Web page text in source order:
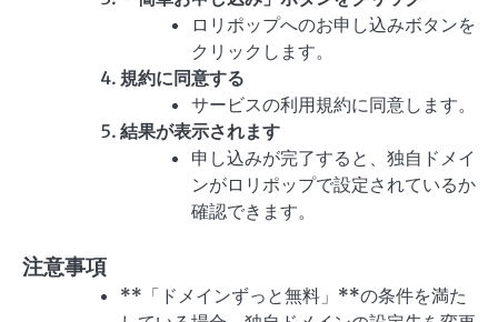
ロリポップへのお申し込みボタンを
クリックします。
規約に同意する
サービスの利用規約に同意します。
結果が表示されます
申し込みが完了すると、独自ドメイ
ンがロリポップで設定されているか
確認できます。
注意事項
**「ドメインずっと無料」**の条件を満た